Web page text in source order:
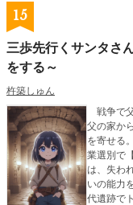
15
三歩先行くサンタさ
をする～
杵築しゅん
戦争で
父の家か
を寄せる
業選別で
は、失わ
いの能力
代遺跡で